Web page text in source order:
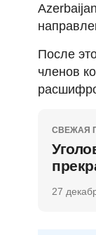
После
членов
СВЕЖАЯ
27